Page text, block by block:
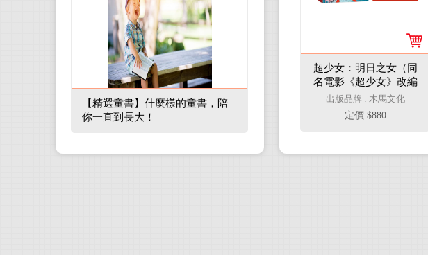
超少女：明日之女（同
名電影《超少女》改編
原著，隨書附封面海
報）
出版品牌 : 木馬文化
定價 $880
【精選童書】什麼樣的童書，陪
你一直到長大！